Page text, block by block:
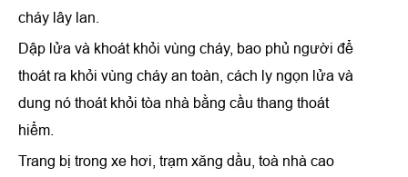
cháy lây lan.
Dập lửa và khoát khỏi vùng cháy, bao phủ người để
thoát ra khỏi vùng cháy an toàn, cách ly ngọn lửa và
dung nó thoát khỏi tòa nhà bằng cầu thang thoát
hiểm.
Trang bị trong xe hơi, trạm xăng dầu, toà nhà cao